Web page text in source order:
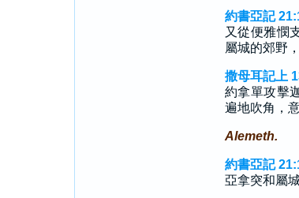
約書亞記
又從便雅憫
屬城的郊野，
撒母耳記上
約拿單攻擊
遍地吹角，
Alemeth.
約書亞記
亞拿突和屬